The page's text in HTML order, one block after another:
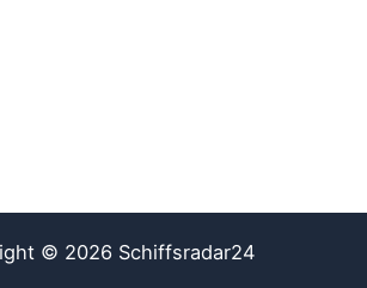
© 2026 Schiffsradar24